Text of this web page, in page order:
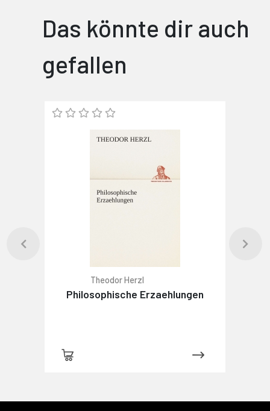
Das könnte dir auch
gefallen
Theodor Herzl
Philosophische Erzaehlungen